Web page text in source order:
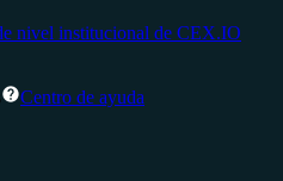
nivel institucional de CEX.IO
Centro de ayuda